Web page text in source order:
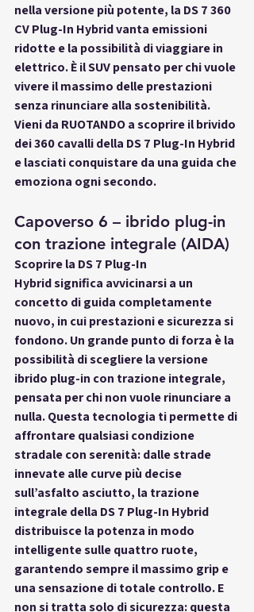
nella versione più potente, la DS 7 360
CV Plug-In Hybrid vanta emissioni
ridotte e la possibilità di viaggiare in
elettrico. È il SUV pensato per chi vuole
vivere il massimo delle prestazioni
senza rinunciare alla sostenibilità.
Vieni da RUOTANDO a scoprire il brivido
dei 360 cavalli della DS 7 Plug-In Hybrid
e lasciati conquistare da una guida che
emoziona ogni secondo.
Capoverso 6 – ibrido plug-in
con trazione integrale (AIDA)
Scoprire la DS 7 Plug-In
Hybrid significa avvicinarsi a un
concetto di guida completamente
nuovo, in cui prestazioni e sicurezza si
fondono. Un grande punto di forza è la
possibilità di scegliere la versione
ibrido plug-in con trazione integrale,
pensata per chi non vuole rinunciare a
nulla. Questa tecnologia ti permette di
affrontare qualsiasi condizione
stradale con serenità: dalle strade
innevate alle curve più decise
sull’asfalto asciutto, la trazione
integrale della DS 7 Plug-In Hybrid
distribuisce la potenza in modo
intelligente sulle quattro ruote,
garantendo sempre il massimo grip e
una sensazione di totale controllo. E
non si tratta solo di sicurezza: questa